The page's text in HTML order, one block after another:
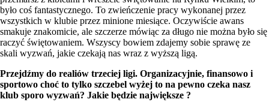
było coś fantastycznego. To zwieńczenie pracy wykonanej przez
wszystkich w klubie przez minione miesiące. Oczywiście awans
smakuje znakomicie, ale szczerze mówiąc za długo nie można było się
raczyć świętowaniem. Wszyscy bowiem zdajemy sobie sprawę ze
skali wyzwań, jakie czekają nas wraz z wyższą ligą.
Przejdźmy do realiów trzeciej ligi. Organizacyjnie, finansowo i
sportowo choć to tylko szczebel wyżej to na pewno czeka nasz
klub sporo wyzwań? Jakie będzie największe ?